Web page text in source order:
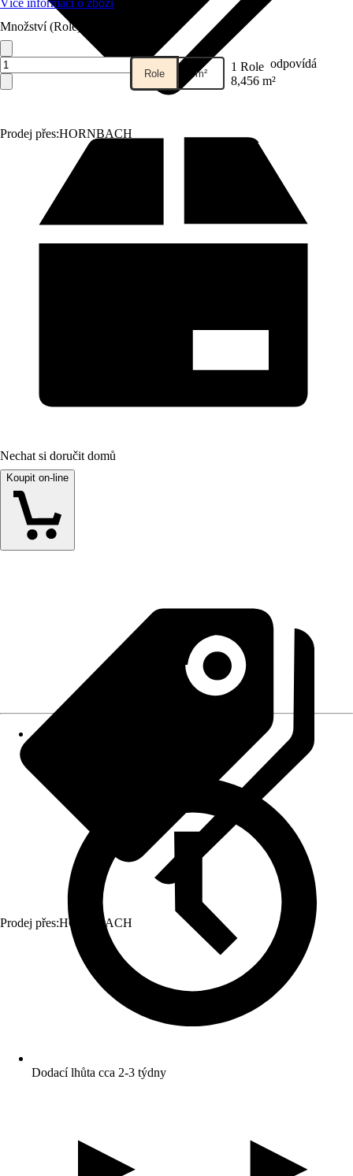
Prodej přes:HORNBACH
Více informací o zboží
Množství (Role)
Role m² 1 Role odpovídá
8,456 m²
Nechat si doručit domů
Koupit on-line
Prodej přes:HORNBACH
Dodací lhůta cca 2-3 týdny